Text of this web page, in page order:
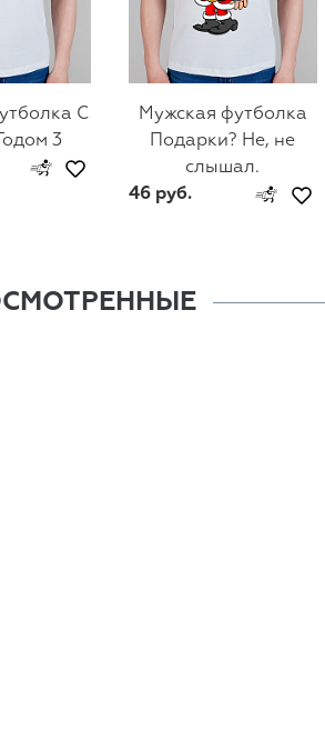
С
3
Мужская футболка
Подарки? Не, не
слышал.
46 руб.